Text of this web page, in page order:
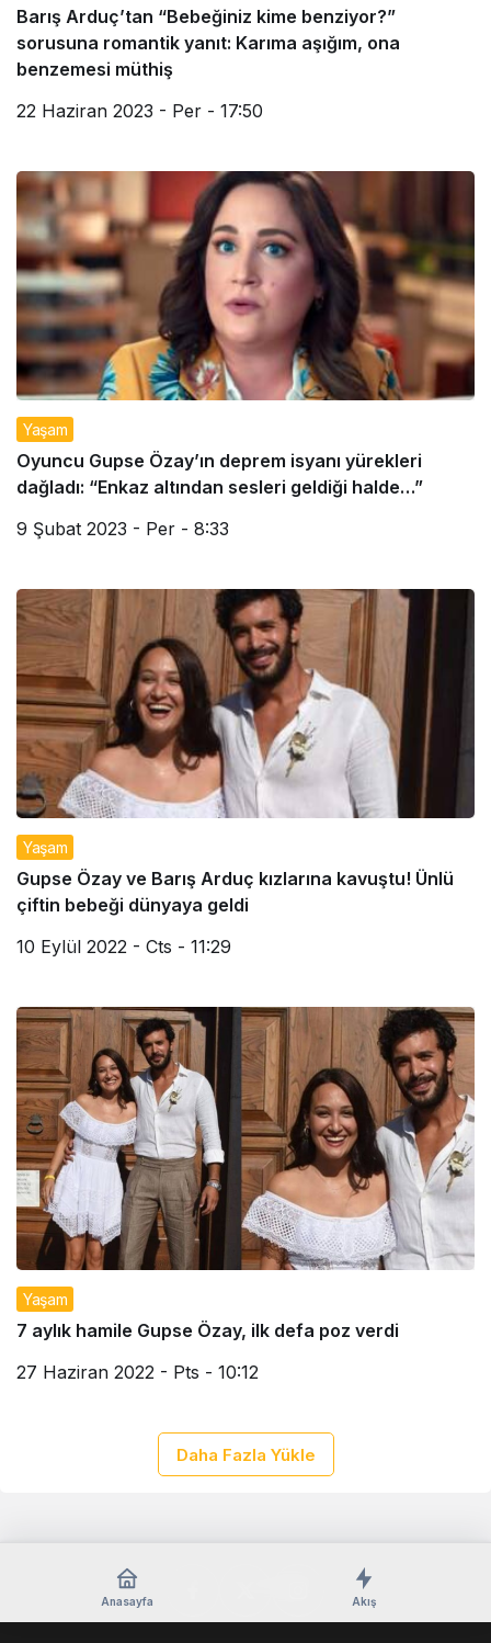
Barış Arduç’tan “Bebeğiniz kime benziyor?”
sorusuna romantik yanıt: Karıma aşığım, ona
benzemesi müthiş
22 Haziran 2023 - Per - 17:50
Yaşam
Oyuncu Gupse Özay’ın deprem isyanı yürekleri
dağladı: “Enkaz altından sesleri geldiği halde…”
9 Şubat 2023 - Per - 8:33
Yaşam
Gupse Özay ve Barış Arduç kızlarına kavuştu! Ünlü
çiftin bebeği dünyaya geldi
10 Eylül 2022 - Cts - 11:29
Yaşam
7 aylık hamile Gupse Özay, ilk defa poz verdi
27 Haziran 2022 - Pts - 10:12
Daha Fazla Yükle
Anasayfa Akış